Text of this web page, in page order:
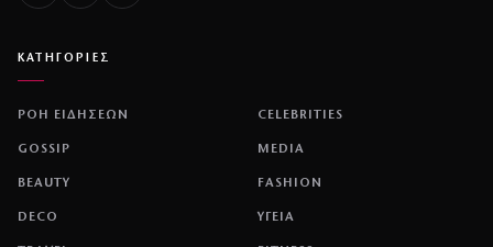
ΚΑΤΗΓΟΡΙΕΣ
ΡΟΗ ΕΙΔΗΣΕΩΝ CELEBRITIES
GOSSIP MEDIA
BEAUTY FASHION
DECO ΥΓΕΙΑ